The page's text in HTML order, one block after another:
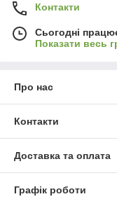
Контакти
Сьогодні
Показати весь
Про нас
Контакти
Доставка та оплата
Графік роботи